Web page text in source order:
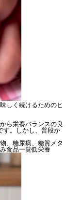
しく続けるためのヒ
ら栄養バランスの良
す。しかし、普段か
、糖尿病、糖質メタ
食品一覧低栄養